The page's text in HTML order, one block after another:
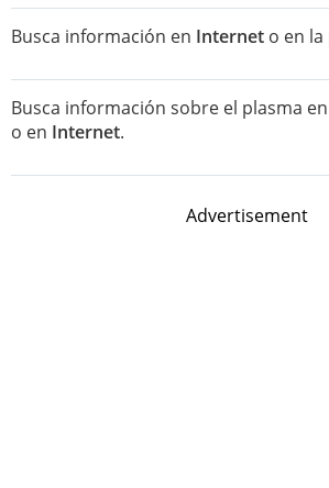
Busca información en Internet o en
Busca información sobre el plasma
o en Internet.
Advertisement